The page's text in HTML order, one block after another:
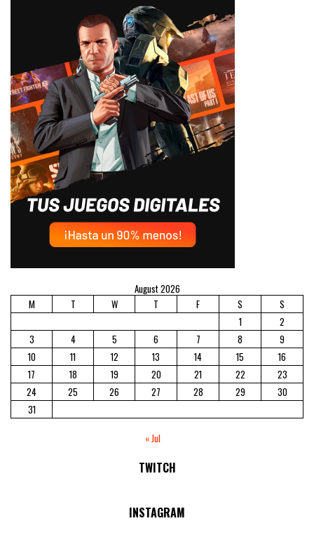
August 2026
M
T W T F S
S
1
2
3
4 5 6 7 8
9
10
11 12 13 14 15
16
17
18 19 20 21 22
23
24
25 26 27 28 29
30
31
« Jul
TWITCH
No Streams Online!
INSTAGRAM